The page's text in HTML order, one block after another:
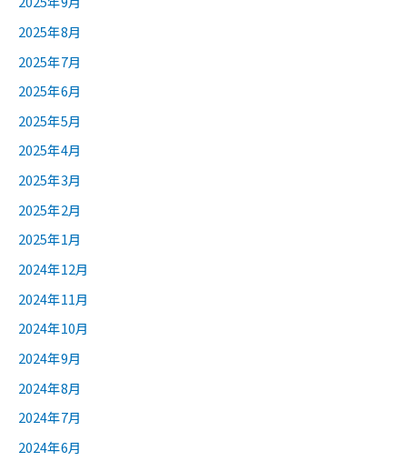
2025年8月
2025年7月
2025年6月
2025年5月
2025年4月
2025年3月
2025年2月
2025年1月
2024年12月
2024年11月
2024年10月
2024年9月
2024年8月
2024年7月
2024年6月